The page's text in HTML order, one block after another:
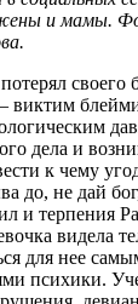
и мамы.
своего
виктим
дела и
к чему
до, не дай
и терпения
видела
для нее
психики.